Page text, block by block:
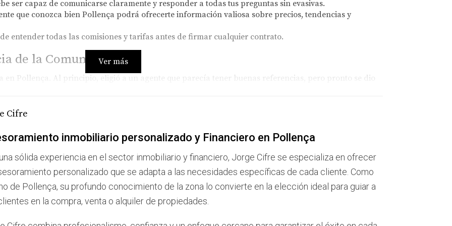
ser capaz de comunicarse claramente y responder a todas tus preguntas sin evasivas.
que conozca bien Pollença podrá ofrecerte información valiosa sobre precios, tendencias y
entender todas las comisiones y tarifas antes de firmar cualquier contrato.
de la Comunicación
en Pollença. Al principio, eligió a un agente que parecía tener buenas referencias, pero pronto se dio
retroalimentación constructiva sobre cómo mejorar la presentación de su hogar. Gracias a esta nueva
y a un precio justo.
una experiencia positiva en el sector inmobiliario."
Mercado Local
buscando comprar su primera vivienda en Pollença. Se encontró con un agente que prometió encontrarle
Ver más
Cifre
inmobiliario personalizado y Financiero en Pollença
sólida experiencia en el sector inmobiliario y financiero, Jorge Cifre se especializa en ofrecer
personalizado que se adapta a las necesidades específicas de cada cliente. Como
de Pollença, su profundo conocimiento de la zona lo convierte en la elección ideal para guiar a
en la compra, venta o alquiler de propiedades.